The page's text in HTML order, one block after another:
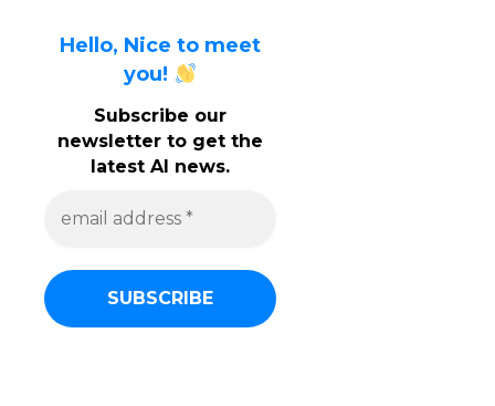
Hello, Nice to meet
you!
Subscribe our
newsletter to get the
latest AI news.
a
d